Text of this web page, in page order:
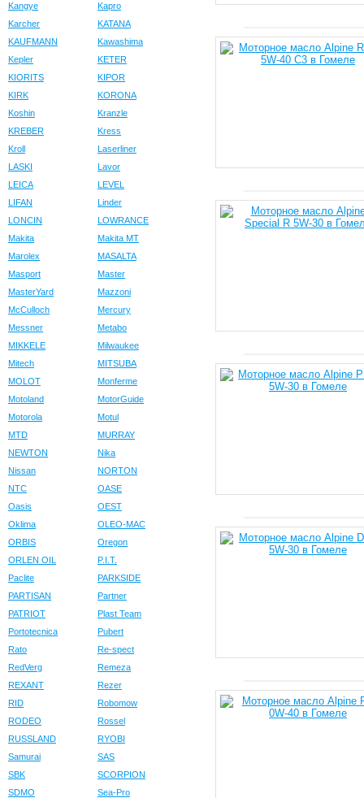
Kangye
Kapro
Karcher
KATANA
KAUFMANN
Kawashima
Kepler
KETER
KIORITS
KIPOR
KIRK
KORONA
Koshin
Kranzle
KREBER
Kress
Kroll
Laserliner
LASKI
Lavor
LEICA
LEVEL
LIFAN
Linder
LONCIN
LOWRANCE
Makita
Makita MT
Marolex
MASALTA
Masport
Master
MasterYard
Mazzoni
McCulloch
Mercury
Messner
Metabo
MIKKELE
Milwaukee
Mitech
MITSUBA
MOLOT
Monferme
Motoland
MotorGuide
Motorola
Motul
MTD
MURRAY
NEWTON
Nika
Nissan
NORTON
NTC
OASE
Oasis
OEST
Oklima
OLEO-MAC
ORBIS
Oregon
ORLEN OIL
P.I.T.
Paclite
PARKSIDE
PARTISAN
Partner
PATRIOT
Plast Team
Portotecnica
Pubert
Rato
Re-spect
RedVerg
Remeza
REXANT
Rezer
RID
Robomow
RODEO
Rossel
RUSSLAND
RYOBI
Samurai
SAS
SBK
SCORPION
SDMO
Sea-Pro